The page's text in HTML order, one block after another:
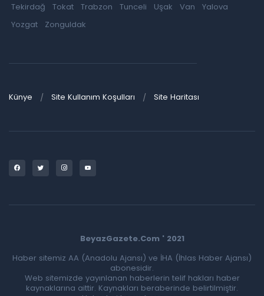
Tekirdağ
Tokat Trabzon Tunceli Uşak Van
Yalova
Yozgat
Zonguldak
Künye Site Kullanım Koşulları Site Haritası
BeyazGazete.Com ' 2021
Haber sitemiz AA (Anadolu Ajansı) ve İHA (İhlas Haber Ajansı)
abonesidir.
Web sitemizde yayınlanan haberlerin telif hakları haber
kaynaklarına aittir. Kaynakları beraberinde belirtilmiştir.